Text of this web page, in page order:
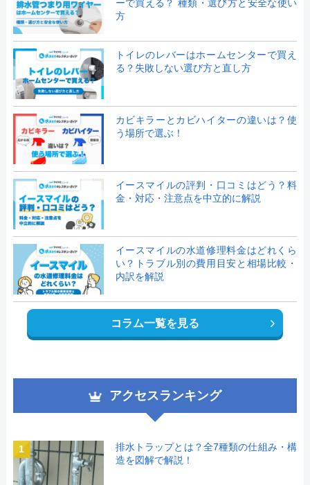
ーで買える？ 種類・選び方と安全な使い
方
トイレのレバーはホームセンターで買え
る？失敗しない選び方と直し方
カビキラーとカビハイターの違いは？使
う場所で選ぶ！
イースマイルの評判・口コミはどう？料
金・対応・注意点を中立的に解説
イースマイルの水道修理料金はどれくら
い？トラブル別の費用目安と相場比較・
内訳を解説
コラム一覧を見る
アクセスランキング
1
排水トラップとは？全7種類の仕組み・構
造を図解で解説！